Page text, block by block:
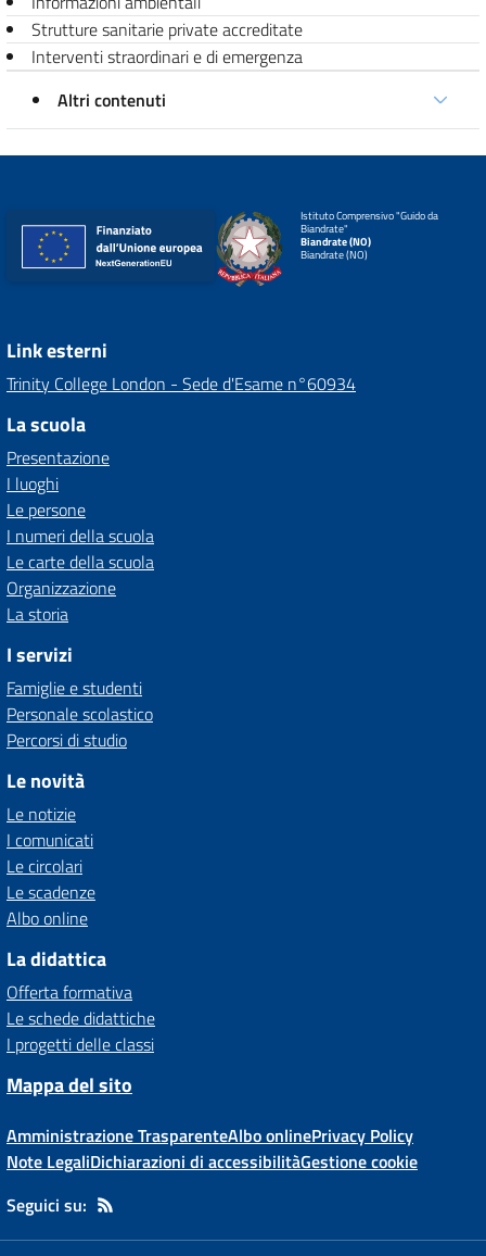
Strutture sanitarie private accreditate
Interventi straordinari e di emergenza
Altri contenuti
Istituto Comprensivo "Guido da
Biandrate"
Biandrate (NO)
Biandrate (NO)
Link esterni
Trinity College London - Sede d'Esame n°60934
La scuola
Presentazione
I luoghi
Le persone
I numeri della scuola
Le carte della scuola
Organizzazione
La storia
I servizi
Famiglie e studenti
Personale scolastico
Percorsi di studio
Le novità
Le notizie
I comunicati
Le circolari
Le scadenze
Albo online
La didattica
Offerta formativa
Le schede didattiche
I progetti delle classi
Mappa del sito
Amministrazione TrasparenteAlbo onlinePrivacy Policy
Note LegaliDichiarazioni di accessibilitàGestione cookie
Seguici su: